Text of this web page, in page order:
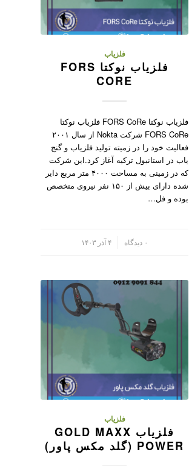
فلزیاب
فلزیاب نوکتا FORS
CORE
فلزیاب نوکتا FORS CoRe فلزیاب نوکتا
FORS CoRe شرکت Nokta از سال ۲۰۰۱
فعالیت خود را در زمیته تولید فلزیاب و گنج
یاب در استانبول ترکیه آغاز کرد.این شرکت
که در زمینی به مساحت ۴۰۰۰ متر مربع دایر
شده دارای بیش از ۱۵۰ نفر نیروی متخصص
بوده و فل…
۰ دیدگاه ۴ آذر ۱۴۰۳
فلزیاب
فلزیاب GOLD MAXX
POWER (گلد مکس پاور)